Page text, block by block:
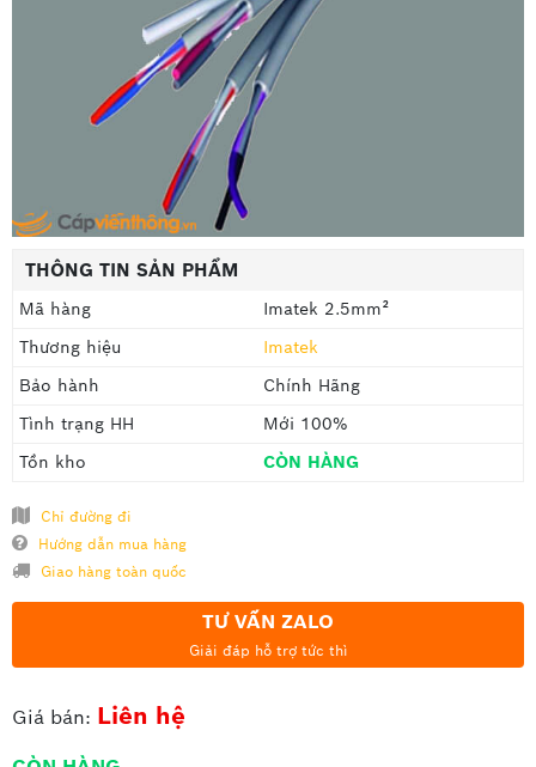
THÔNG TIN SẢN PHẨM
Mã hàng
Imatek 2.5mm²
Thương hiệu
Imatek
Bảo hành
Chính Hãng
Tình trạng HH
Mới 100%
Tồn kho
CÒN HÀNG
Chỉ đường đi
Hướng dẫn mua hàng
Giao hàng toàn quốc
TƯ VẤN ZALO
Giải đáp hỗ trợ tức thì
Giá bán: Liên hệ